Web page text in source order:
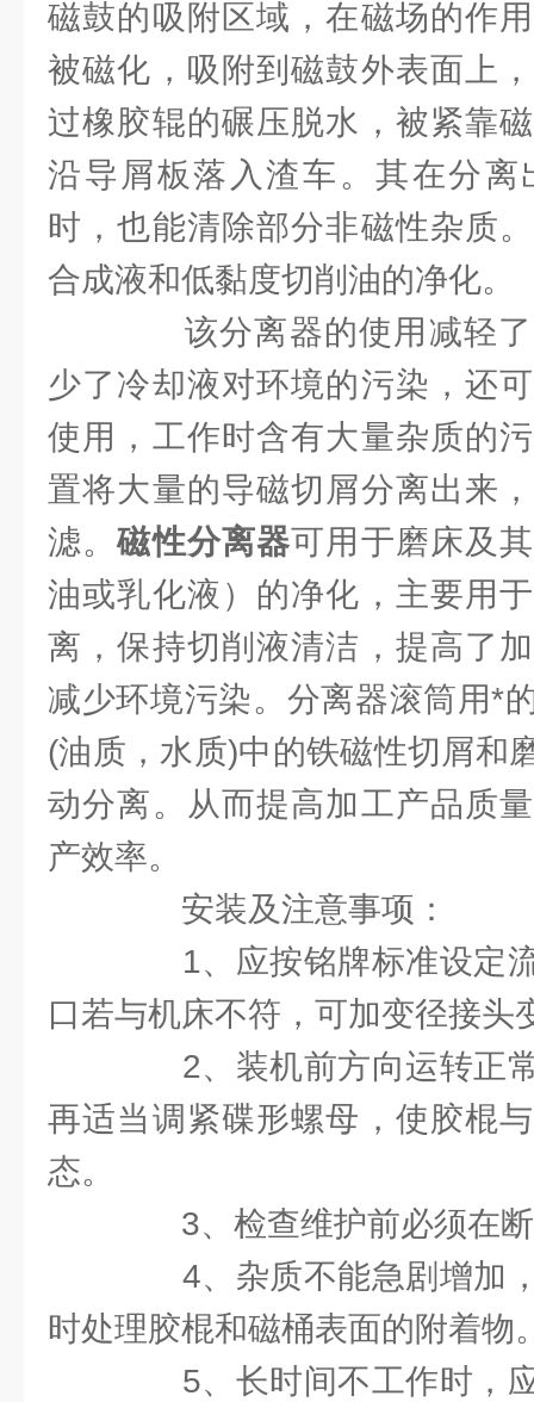
磁鼓的吸附区域，在磁场的作
被磁化，吸附到磁鼓外表面上
过橡胶辊的碾压脱水，被紧靠
沿导屑板落入渣车。其在分离
时，也能清除部分非磁性杂质
合成液和低黏度切削油的净化。
该分离器的使用减轻了
少了冷却液对环境的污染，还
使用，工作时含有大量杂质的
置将大量的导磁切屑分离出来
滤。磁性分离器可用于磨床及
油或乳化液）的净化，主要用
离，保持切削液清洁，提高了
减少环境污染。分离器滚筒用*
(油质，水质)中的铁磁性切屑和
动分离。从而提高加工产品质
产效率。
安装及注意事项：
1、应按铭牌标准设定流
口若与机床不符，可加变径接头
2、装机前方向运转正常
再适当调紧碟形螺母，使胶棍
态。
3、检查维护前必须在断
4、杂质不能急剧增加，
时处理胶棍和磁桶表面的附着物
5、长时间不工作时，应